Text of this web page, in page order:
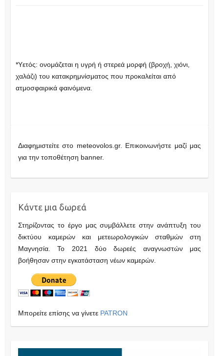
*Υετός: ονομάζεται η υγρή ή στερεά μορφή (βροχή, χιόνι,
χαλάζι) του κατακρημνίσματος που προκαλείται από
ατμοσφαιρικά φαινόμενα.
Διαφημιστείτε στο meteovolos.gr. Επικοινωνήστε μαζί μας
για την τοποθέτηση banner.
Κάντε μια δωρεά
Στηρίζοντας το έργο μας συμβάλλετε στην ανάπτυξη του
δικτύου καμερών και μετεωρολογικών σταθμών στη
Μαγνησία. Το 2021 δύο δωρεές αναγνωστών μας
βοήθησαν στην εγκατάσταση νέων καμερών.
Μπορείτε επίσης να γίνετε PATRON